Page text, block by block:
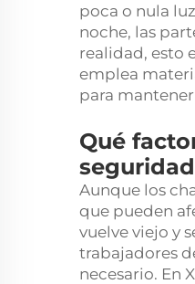
poca o nula
noche, las
realidad, esto
emplea
para
Qué
seguridad
Aunque los
que pueden
vuelve viejo y
trabajadores
necesario. En